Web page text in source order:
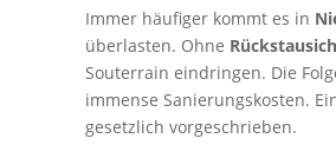
Immer häufiger kommt es in
überlasten. Ohne
Souterrain eindringen. Die
immense Sanierungskosten.
gesetzlich vorgeschrieben.